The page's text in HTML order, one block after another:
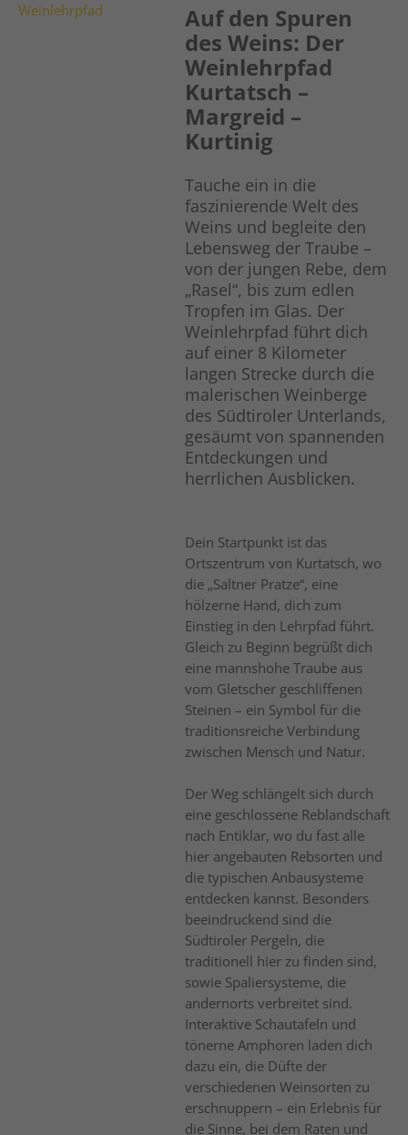
Weinlehrpfad
Auf den Spuren
des Weins: Der
Weinlehrpfad
Kurtatsch –
Margreid –
Kurtinig
Tauche ein in die
faszinierende Welt des
Weins und begleite den
Lebensweg der Traube –
von der jungen Rebe, dem
„Rasel“, bis zum edlen
Tropfen im Glas. Der
Weinlehrpfad führt dich
auf einer 8 Kilometer
langen Strecke durch die
malerischen Weinberge
des Südtiroler Unterlands,
gesäumt von spannenden
Entdeckungen und
herrlichen Ausblicken.
Dein Startpunkt ist das
Ortszentrum von Kurtatsch, wo
die „Saltner Pratze“, eine
hölzerne Hand, dich zum
Einstieg in den Lehrpfad führt.
Gleich zu Beginn begrüßt dich
eine mannshohe Traube aus
vom Gletscher geschliffenen
Steinen – ein Symbol für die
traditionsreiche Verbindung
zwischen Mensch und Natur.
Der Weg schlängelt sich durch
eine geschlossene Reblandschaft
nach Entiklar, wo du fast alle
hier angebauten Rebsorten und
die typischen Anbausysteme
entdecken kannst. Besonders
beeindruckend sind die
Südtiroler Pergeln, die
traditionell hier zu finden sind,
sowie Spaliersysteme, die
andernorts verbreitet sind.
Interaktive Schautafeln und
tönerne Amphoren laden dich
dazu ein, die Düfte der
verschiedenen Weinsorten zu
erschnuppern – ein Erlebnis für
die Sinne, bei dem Raten und